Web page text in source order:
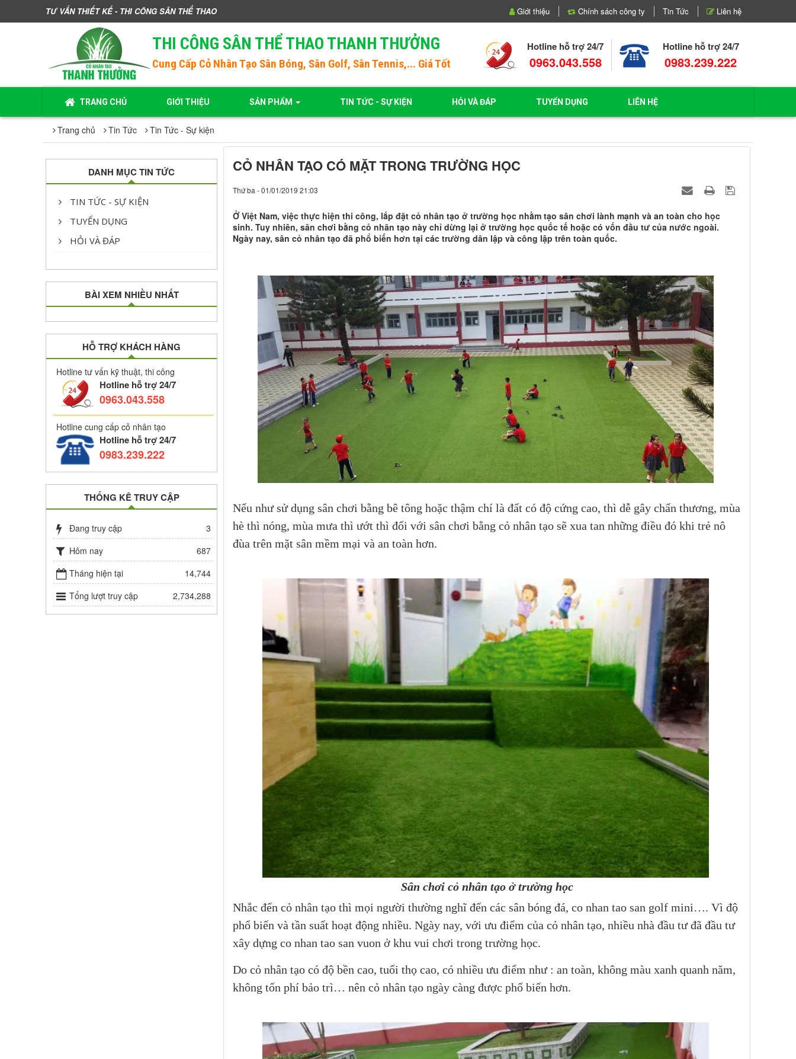
TƯ VẤN THIẾT KẾ - THI CÔNG SÂN THỂ THAO Giới thiệu Chính sách công ty Tin Tức Liên hệ
THI CÔNG SÂN THỂ THAO THANH THƯỞNG
Cung Cấp Cỏ Nhân Tạo Sân Bóng, Sân Golf, Sân Tennis,... Giá Tốt
Hotline hỗ trợ 24/7
0963.043.558
Hotline hỗ trợ 24/7
0983.239.222
TRANG CHỦ GIỚI THIỆU SẢN PHẨM TIN TỨC - SỰ KIỆN HỎI VÀ ĐÁP TUYỂN DỤNG LIÊN HỆ
Trang chủ Tin Tức Tin Tức - Sự kiện
CỎ NHÂN TẠO CÓ MẶT TRONG TRƯỜNG HỌC
Thứ ba - 01/01/2019 21:03
Ở Việt Nam, việc thực hiện thi công, lắp đặt cỏ nhân tạo ở trường học nhằm tạo sân chơi lành mạnh và an toàn cho học
sinh. Tuy nhiên, sân chơi bằng cỏ nhân tạo này chỉ dừng lại ở trường học quốc tế hoặc có vốn đầu tư của nước ngoài.
Ngày nay, sân cỏ nhân tạo đã phổ biến hơn tại các trường dân lập và công lập trên toàn quốc.
Nếu như sử dụng sân chơi bằng bê tông hoặc thậm chí là đất có độ cứng cao, thì dễ gây chấn thương, mùa
hè thì nóng, mùa mưa thì ướt thì đối với sân chơi bằng cỏ nhân tạo sẽ xua tan những điều đó khi trẻ nô
đùa trên mặt sân mềm mại và an toàn hơn.
Sân chơi cỏ nhân tạo ở trường học
Nhắc đến cỏ nhân tạo thì mọi người thường nghĩ đến các sân bóng đá, co nhan tao san golf mini…. Vì độ
phổ biến và tần suất hoạt động nhiều. Ngày nay, với ưu điểm của cỏ nhân tạo, nhiều nhà đầu tư đã đầu tư
xây dựng co nhan tao san vuon ở khu vui chơi trong trường học.
Do cỏ nhân tạo có độ bền cao, tuổi thọ cao, có nhiều ưu điểm như : an toàn, không màu xanh quanh năm,
không tốn phí bảo trì… nên cỏ nhân tạo ngày càng được phổ biến hơn.
DANH MỤC TIN TỨC
TIN TỨC - SỰ KIỆN
TUYỂN DỤNG
HỎI VÀ ĐÁP
BÀI XEM NHIỀU NHẤT
HỖ TRỢ KHÁCH HÀNG
Hotline tư vấn kỹ thuật, thi công
Hotline hỗ trợ 24/7
0963.043.558
Hotline cung cấp cỏ nhân tạo
Hotline hỗ trợ 24/7
0983.239.222
THỐNG KÊ TRUY CẬP
Đang truy cập
3
Hôm nay
687
Tháng hiện tại
14,744
Tổng lượt truy cập
2,734,288